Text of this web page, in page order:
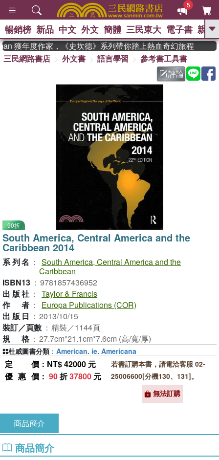
5
GO
熱搜： 東野圭吾 、 高希均教授回憶錄
父親節 、 如果歷
暑期推薦 、 國際布克
獎 臺灣漫遊錄 、 方念華
登輝時代 、 數學女孩：黎曼猜想
偉大的迷走神經
暢銷榜 新品 中文 外文 簡體 三民東大 電子書 親子
獲年度作家，《史坎德》系列帶你踏上熱血奇幻旅程
三民網路書店
外文書 語言學習
參考書工具書
評論
90折
South America, Central America and the
Caribbean 2014
系列名 ： South America, Central America and the
Caribbean
ISBN13 ： 9781857436952
出版社 ： Taylor & Francis
作者 ：
Europa Publications (COR)
出版日 ： 2013/10/15
裝訂／頁數 ： 精裝／1144頁
規格 ： 27.7cm*21.1cm*7.6cm (高/寬/厚)
定價 ：NT$ 42000 元
優惠價 ： 90折37800 元
若需訂購本書，請電洽客服 02-
25006600[分機130、131]。
無法訂購
杜威圖書分類 ： American. ie. Americana
商品簡介
商品簡介